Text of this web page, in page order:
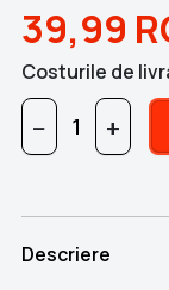
39,99
Costurile de
− +
Descriere